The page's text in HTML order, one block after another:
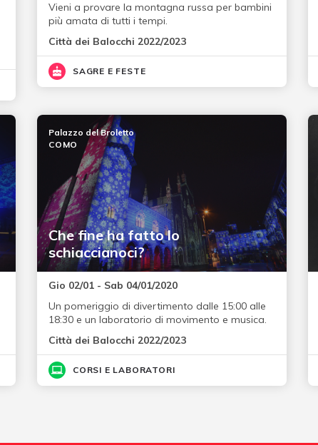
Vieni a provare la montagna russa per bambini
più amata di tutti i tempi.
Città dei Balocchi 2022/2023
SAGRE E FESTE
Che fine ha fatto lo
schiaccianoci?
Palazzo del Broletto
COMO
Gio 02/01 - Sab 04/01/2020
Un pomeriggio di divertimento dalle 15:00 alle
18:30 e un laboratorio di movimento e musica.
Città dei Balocchi 2022/2023
CORSI E LABORATORI